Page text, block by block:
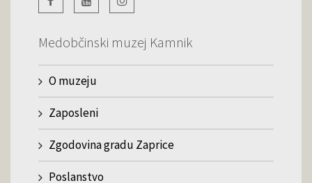
Medobčinski muzej Kamnik
O muzeju
Zaposleni
Zgodovina gradu Zaprice
Poslanstvo